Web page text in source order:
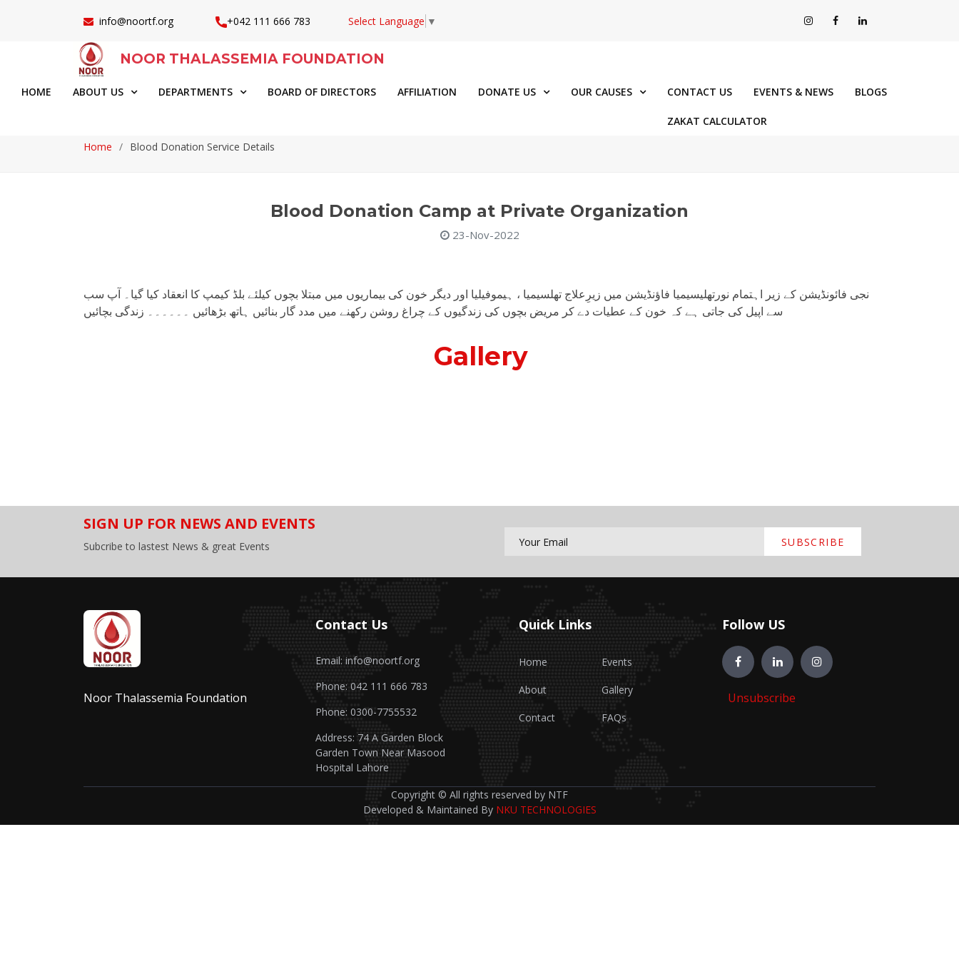
info@noortf.org +042 111 666 783 Select Language ▼
NOOR THALASSEMIA FOUNDATION
HOME ABOUT US DEPARTMENTS BOARD OF DIRECTORS AFFILIATION DONATE US OUR CAUSES CONTACT US EVENTS & NEWS BLOGS
ZAKAT CALCULATOR
Home
Blood Donation Service Details
Blood Donation Camp at Private Organization
23-Nov-2022
نجی فائونڈیشن کے زیر اہتمام نورتھلیسیمیا فاؤنڈیشن میں زیرِعلاج تھلسیمیا ، ہیموفیلیا اور دیگر خون کی بیماریوں میں مبتلا بچوں کیلئے بلڈ کیمپ کا انعقاد کیا گیا۔ آپ سب
سے اپیل کی جاتی ہے کہ خون کے عطیات دے کر مریض بچوں کی زندگیوں کے چراغ روشن رکھنے میں مدد گار بنائیں ہاتھ بڑھائیں ۔۔۔۔۔۔ زندگی بچائیں
Gallery
SIGN UP FOR NEWS AND EVENTS
Subcribe to lastest News & great Events SUBSCRIBE
Noor Thalassemia Foundation
Contact Us
Email: info@noortf.org
Phone: 042 111 666 783
Phone: 0300-7755532
Address: 74 A Garden Block
Garden Town Near Masood
Hospital Lahore
Quick Links
Home
About
Contact
Events
Gallery
FAQs
Follow US
Unsubscribe
Copyright © All rights reserved by NTF
Developed & Maintained By NKU TECHNOLOGIES